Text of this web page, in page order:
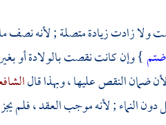
ولا زادت زيادة متصلة ; لأنه نصف
} وإن كانت نقصت بالولادة أو
ضمان النقص عليها ، وبهذا قال
النماء ; لأنه موجب العقد ، فلم